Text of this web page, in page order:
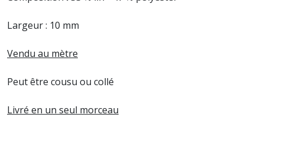
Largeur : 10 mm
Vendu au mètre
Peut être cousu ou collé
Livré en un seul morceau